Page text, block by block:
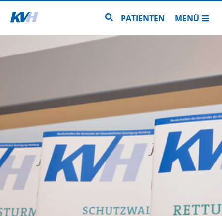
Zur Startseite Zur Seitensuche
PATIENTEN MENÜ